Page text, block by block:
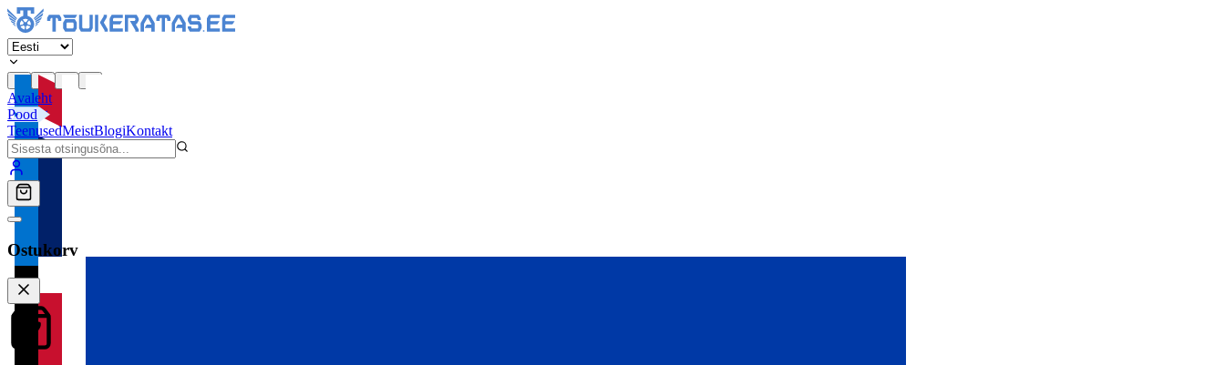
Avaleht
Pood
TeenusedMeistBlogiKontakt
Ostukorv